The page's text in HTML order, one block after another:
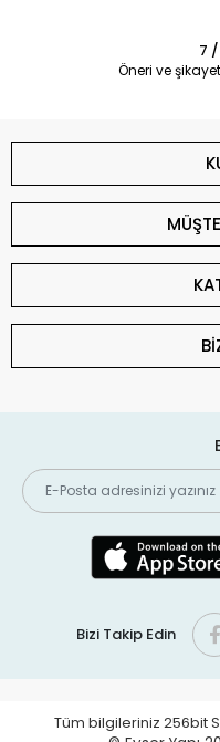
7 /
Öneri ve
Bizi Takip Edin
Tüm bilgileriniz 256bit